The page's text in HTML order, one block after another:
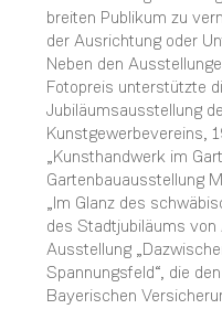
breiten Publikum zu
der Ausrichtung oder
Neben den
Fotopreis unterstützte
Jubiläumsausstellung
Kunstgewerbevereins,
„Kunsthandwerk im
Gartenbauausstellung
„Im Glanz des
des Stadtjubiläums
Ausstellung
Spannungsfeld“, die
Bayerischen